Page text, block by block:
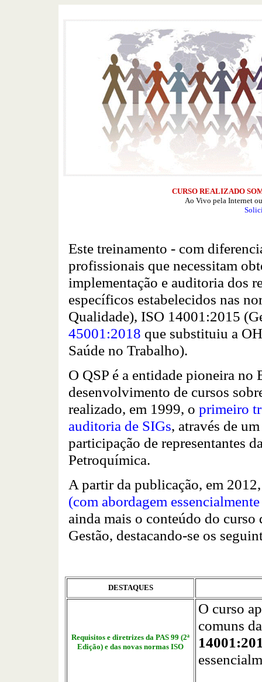
CURSO REALIZADO
Ao Vivo pela Internet
Este treinamento - com
profissionais que necessitam
implementação e auditoria dos
específicos estabelecidos nas
Qualidade), ISO 14001:2015
45001:2018 que substituiu a
Saúde no Trabalho).
O QSP é a entidade pioneira
desenvolvimento de cursos
realizado, em 1999, o primeiro
auditoria de SIGs, através de
participação de representantes
Petroquímica.
A partir da publicação, em
(com abordagem
ainda mais o conteúdo do
Gestão, destacando-se os
DESTAQUES
Requisitos e diretrizes da PAS 99 (2ª
Edição) e das novas normas ISO
O curso
comuns